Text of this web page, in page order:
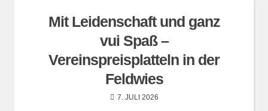
Mit Leidenschaft und ganz
vui Spaß –
Vereinspreisplatteln in der
Feldwies
7. JULI 2026